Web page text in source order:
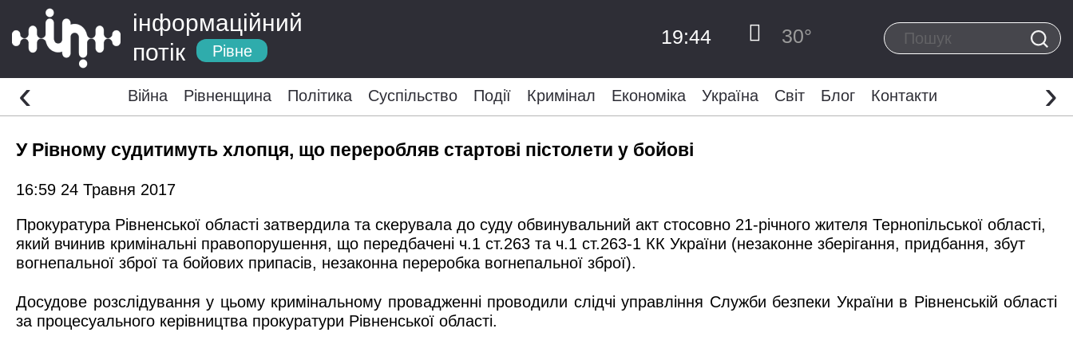
інформаційний
потік
Рівне
19:44 30°
Війна Рівненщина Політика Суспільство Події Кримінал Економіка Україна Світ Блог Контакти
‹ ›
У Рівному судитимуть хлопця, що переробляв стартові пістолети у бойові
16:59 24 Травня 2017
Прокуратура Рівненської області затвердила та скерувала до суду обвинувальний акт стосовно 21-річного жителя Тернопільської області,
який вчинив кримінальні правопорушення, що передбачені ч.1 ст.263 та ч.1 ст.263-1 КК України (незаконне зберігання, придбання, збут
вогнепальної зброї та бойових припасів, незаконна переробка вогнепальної зброї).
Досудове розслідування у цьому кримінальному провадженні проводили слідчі управління Служби безпеки України в Рівненській області
за процесуального керівництва прокуратури Рівненської області.